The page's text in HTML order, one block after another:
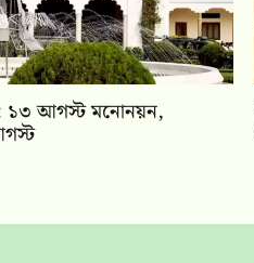
১৩ আগস্ট মনোনয়ন,